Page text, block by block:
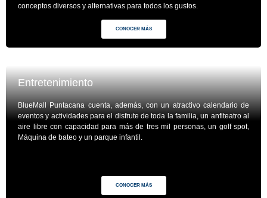
conceptos diversos y alternativas para todos los gustos.
CONOCER MÁS
Entretenimiento
BlueMall Puntacana cuenta, además, con un atractivo calendario de
eventos y actividades para el disfrute de toda la familia, un anfiteatro al
aire libre con capacidad para más de tres mil personas, un golf spot,
Máquina de bateo y un parque infantil.
CONOCER MÁS